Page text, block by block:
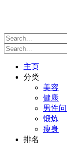
主页
分类
美容
健康
男性
锻炼
瘦身
排名